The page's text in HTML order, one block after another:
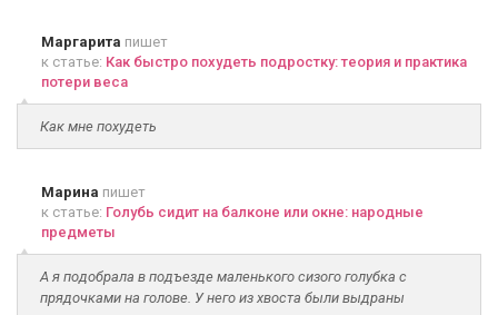
Маргарита пишет
к статье: Как быстро похудеть подростку: теория и практика
потери веса
Как мне похудеть
Марина пишет
к статье: Голубь сидит на балконе или окне: народные
предметы
А я подобрала в подъезде маленького сизого голубка с
прядочками на голове. У него из хвоста были выдраны